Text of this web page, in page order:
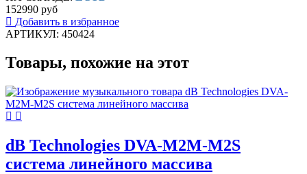
152990 руб
Добавить в избранное
АРТИКУЛ: 450424
Товары, похожие на этот
dB Technologies DVA-M2M-M2S
система линейного массива